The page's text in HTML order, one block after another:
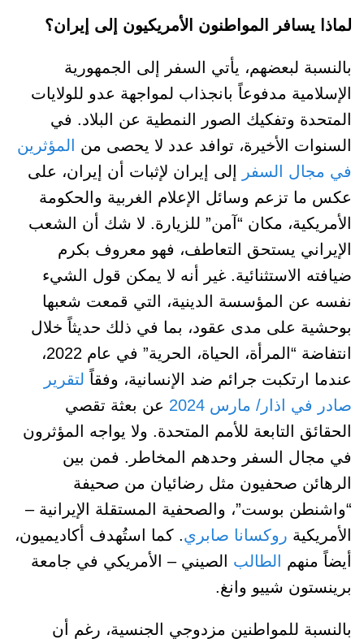
لماذا يسافر المواطنون الأمريكيون إلى إيران؟
بالنسبة لبعضهم، يأتي السفر إلى الجمهورية
الإسلامية مدفوعاً بانجذاب لمواجهة عدو للولايات
المتحدة وتفكيك الصور النمطية عن البلاد. في
السنوات الأخيرة، توافد عدد لا يحصى من المؤثرين
في مجال السفر
إلى إيران لإثبات أن إيران، على
عكس ما تزعم وسائل الإعلام الغربية والحكومة
الأمريكية، مكان “آمن” للزيارة. لا شك أن الشعب
الإيراني يستحق التعاطف، فهو معروف بكرم
ضيافته الاستثنائية. غير أنه لا يمكن قول الشيء
نفسه عن المؤسسة الدينية، التي قمعت شعبها
بوحشية على مدى عقود، بما في ذلك حديثاً خلال
انتفاضة “المرأة، الحياة، الحرية” في عام 2022،
عندما ارتكبت جرائم ضد الإنسانية، وفقاً لتقرير
صادر في اذار/ مارس 2024
عن بعثة تقصي
الحقائق التابعة للأمم المتحدة. ولا يواجه المؤثرون
في مجال السفر وحدهم المخاطر. فمن بين
الرهائن صحفيون مثل رضائيان من صحيفة
“واشنطن بوست”، والصحفية المستقلة الإيرانية –
الأمريكية روكسانا صابري. كما استُهدف أكاديميون،
أيضاً منهم الطالب الصيني – الأمريكي في جامعة
برينستون شييو وانغ.
بالنسبة للمواطنين مزدوجي الجنسية، رغم أن